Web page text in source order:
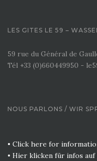
LES GITES LE 59 –
59 rue du Général de
Tél +33 (0)660449950 -
NOUS PARLONS / WIR
• Click here for
• Hier klicken für infos